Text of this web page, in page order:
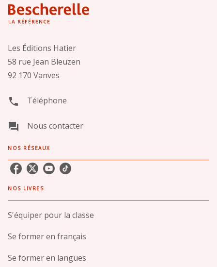
Les Éditions Hatier
58 rue Jean Bleuzen
92 170 Vanves
phone Téléphone
question_answer Nous contacter
NOS RÉSEAUX
NOS LIVRES
S'équiper pour la classe
Se former en français
Se former en langues